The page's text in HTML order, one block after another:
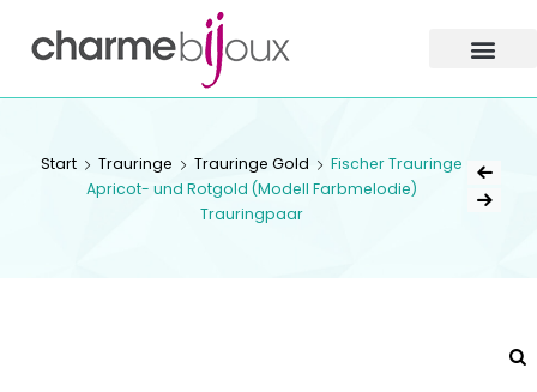
Bijoux
ZOFINGEN
Start Trauringe Trauringe Gold
Fischer Trauringe
Apricot- und Rotgold (Modell Farbmelodie)
Trauringpaar